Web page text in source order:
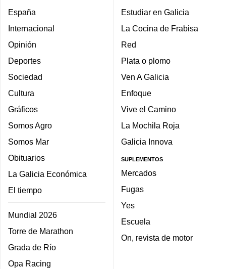
España
Internacional
Opinión
Deportes
Sociedad
Cultura
Gráficos
Somos Agro
Somos Mar
Obituarios
La Galicia Económica
El tiempo
Mundial 2026
Torre de Marathon
Grada de Río
Opa Racing
Estudiar en Galicia
La Cocina de Frabisa
Red
Plata o plomo
Ven A Galicia
Enfoque
Vive el Camino
La Mochila Roja
Galicia Innova
SUPLEMENTOS
Mercados
Fugas
Yes
Escuela
On, revista de motor